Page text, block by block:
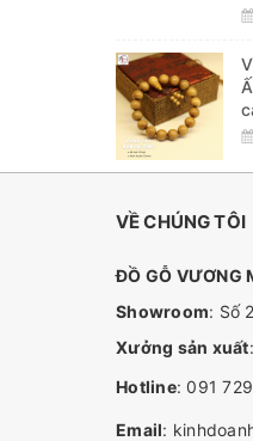
VỀ CHÚNG TÔI
ĐỒ GỖ VƯƠNG
Showroom: Số
Xưởng sản xuất
Hotline:091
Email: